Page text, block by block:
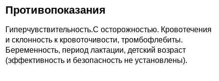
Противопоказания
Гиперчувствительность.C осторожностью. Кровотечения
и склонность к кровоточивости, тромбофлебиты.
Беременность, период лактации, детский возраст
(эффективность и безопасность не установлены).